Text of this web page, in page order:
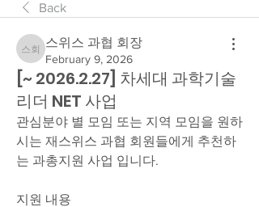
Back
스위스 과협 회장
스위스 과협 회장
February 9, 2026
[~ 2026.2.27] 차세대 과학기술
리더 NET 사업
관심분야 별 모임 또는 지역 모임을 원하
시는 재스위스 과협 회원들에게 추천하
는 과총지원 사업 입니다.
지원 내용